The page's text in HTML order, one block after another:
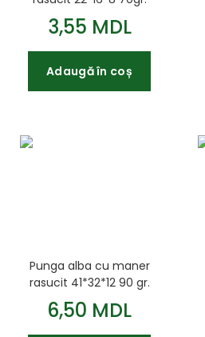
3,55 MDL
Adaugă în coș
Punga alba cu maner
rasucit 41*32*12 90 gr.
6,50 MDL